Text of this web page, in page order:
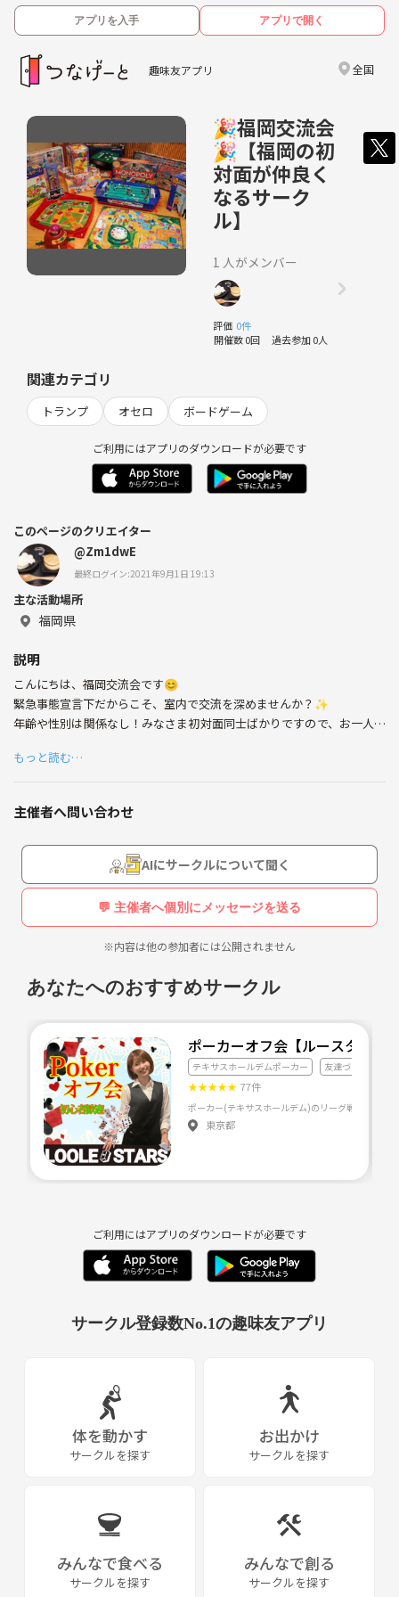
アプリを入手 アプリで開く
趣味友アプリ 全国
🎉福岡交流会
🎉【福岡の初
対面が仲良く
なるサーク
ル】
1 人がメンバー
評価 0件
開催数 0回 過去参加 0人
関連カテゴリ
トランプ オセロ ボードゲーム
ご利用にはアプリのダウンロードが必要です
このページのクリエイター
@Zm1dwE
最終ログイン:2021年9月1日 19:13
主な活動場所
福岡県
説明
こんにちは、福岡交流会です😊
緊急事態宣言下だからこそ、室内で交流を深めませんか？✨
年齢や性別は関係なし！みなさま初対面同士ばかりですので、お一人で
【内容】
フリースペースを貸し切ってボードゲームをします！
お菓子を食べながらボードゲームやトランプを楽しみましょう😆
ゲームやお菓子、飲み物はこちらで用意致しますので手ぶらでご参加く
※ゲームは「人生ゲーム」「モノポリー」「オセロ」「カタン」「UN
O」「トランプ」等多数用意しております。
※緊急事態宣言下のため定員6人まで、また酒類の提供は行っておりま
【日時・場所】
※次回は9/12（日）15:00〜18:00です！
⭐️ 福岡県福岡市中央区渡辺通4丁目のレンタルスペースを貸し切って行
います！
【費用】
⭐️3時間2500円（場所、飲み物、お菓子代含む）
まだ人数に空きがございますので
もっと読む…
主催者へ問い合わせ
AIにサークルについて聞く
💬 主催者へ個別にメッセージを送る
※内容は他の参加者には公開されません
あなたへのおすすめサークル
ポーカーオフ会【ルースタ
テキサスホールデムポーカー 友達づくり
★★★★★ 77件
ポーカー(テキサスホールデム)のリーグ戦や大会を
東京都
ご利用にはアプリのダウンロードが必要です
サークル登録数No.1の趣味友アプリ
体を動かす
サークルを探す
お出かけ
サークルを探す
みんなで食べる
サークルを探す
みんなで創る
サークルを探す